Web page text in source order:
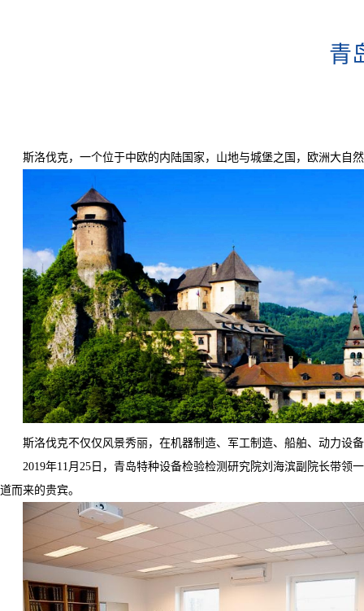
青
斯洛伐克，一个位于中欧的内陆国家，山地与城堡之国，欧洲大自
斯洛伐克不仅仅风景秀丽，在机器制造、军工制造、船舶、动力设
2019年11月 25 日，青岛特种设备检验检测研究院刘海滨副院长带领
道而来的贵宾。